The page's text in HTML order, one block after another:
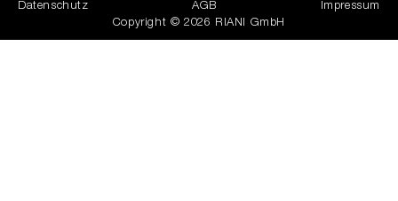
Datenschutz AGB
Impressum
Copyright © 2026 RIANI GmbH